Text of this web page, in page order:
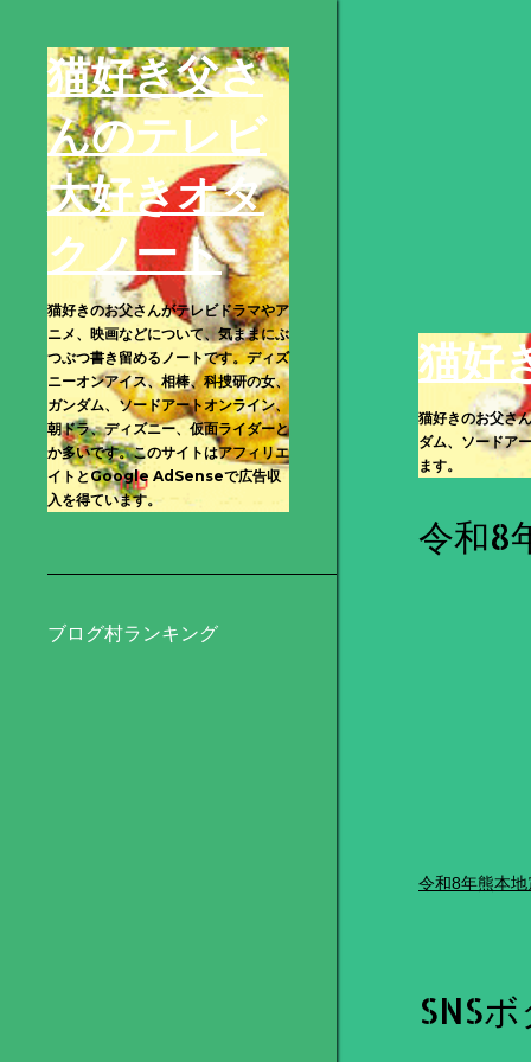
猫好
猫好きのお父さ
ダム、ソードア
ます。
令和8
令和8年熊本
SNS
猫好き父さ
んのテレビ
大好きオタ
クノート
猫好きのお父さんがテレビドラマやア
ニメ、映画などについて、気ままにぶ
つぶつ書き留めるノートです。ディズ
ニーオンアイス、相棒、科捜研の女、
ガンダム、ソードアートオンライン、
朝ドラ、ディズニー、仮面ライダーと
か多いです。このサイトはアフィリエ
イトとGoogle AdSenseで広告収
入を得ています。
ブログ村ランキング